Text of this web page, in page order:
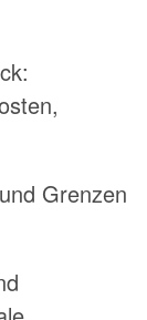
Grenzen